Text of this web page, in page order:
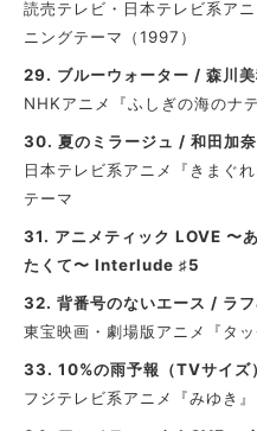
読売テレビ・日本テレビ系ア
ニングテーマ（1997）
29. ブルーウォーター / 森川
NHKアニメ『ふしぎの海のナ
30. 夏のミラージュ / 和田加
日本テレビ系アニメ『きまぐ
テーマ
31. アニメティック LOVE 〜
たくて〜 Interlude ♯5
32. 背番号のないエース / ラ
東宝映画・劇場版アニメ『タ
33. 10%の雨予報（TVサイズ
フジテレビ系アニメ『みゆき